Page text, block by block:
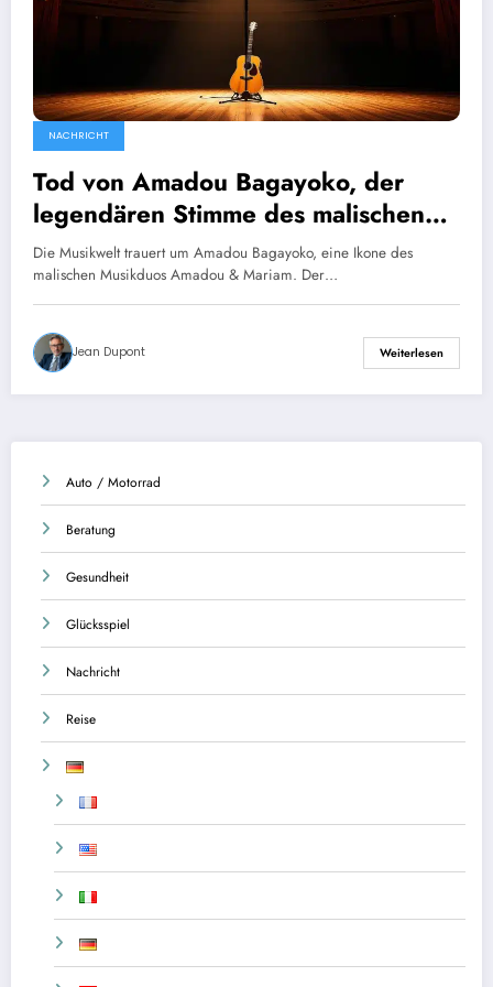
NACHRICHT
Tod von Amadou Bagayoko, der
legendären Stimme des malischen
Duos Amadou und Mariam
Die Musikwelt trauert um Amadou Bagayoko, eine Ikone des
malischen Musikduos Amadou & Mariam. Der…
Jean Dupont Weiterlesen
Auto / Motorrad
Beratung
Gesundheit
Glücksspiel
Nachricht
Reise